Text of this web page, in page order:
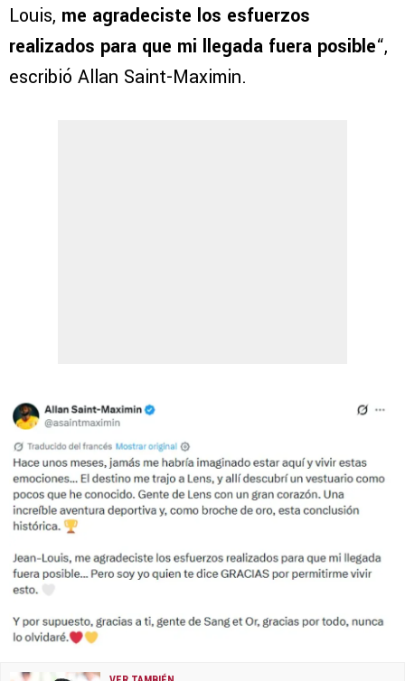
Louis, me agradeciste los esfuerzos
realizados para que mi llegada fuera posible“,
escribió Allan Saint-Maximin.